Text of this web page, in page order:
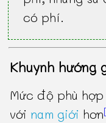
có phí.
Khuynh hướng
Mức độ phù
với nam giới hơn